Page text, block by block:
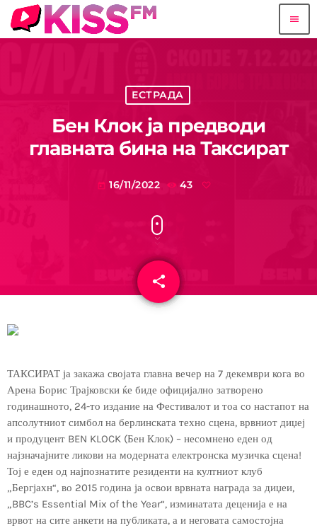
menu
ЕСТРАДА
Бен Клок ја предводи
главната бина на Таксират
today 16/11/2022 43
share
email
ТАКСИРАТ ја закажа својата главна вечер на 7 декември кога во
Арена Борис Трајковски ќе биде официјално затворено
годинашното, 24-то издание на Фестивалот и тоа со настапот на
апсолутниот симбол на берлинската техно сцена, врвниот диџеј
и продуцент BEN KLOCK (Бен Клок) – несомнено еден од
најзначајните ликови на модерната електронска музичка сцена!
Тој е еден од најпознатите резиденти на култниот клуб
„Бергјахн“, во 2015 година ја освои врвната награда за диџеи,
„BBC’s Essential Mix of the Year“, изминатата деценија е на
врвот на сите анкети на публиката, а и неговата самостојна